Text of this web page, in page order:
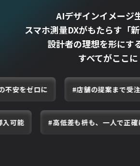
AIデザインイメージ
スマホ測量DXがもたらす「
設計者の理想を形にす
すべてがここに
#操作の不安をゼロに #店舗の提
#高低差も枡も、一人で正確に測れ